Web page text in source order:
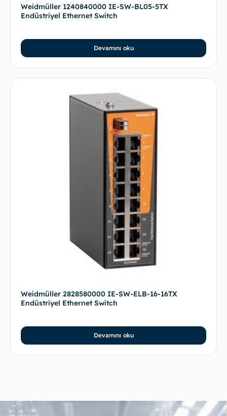
Weidmüller 1240840000 IE-SW-BL05-5TX
Endüstriyel Ethernet Switch
Devamını oku
Weidmüller 2828580000 IE-SW-ELB-16-16TX
Endüstriyel Ethernet Switch
Devamını oku